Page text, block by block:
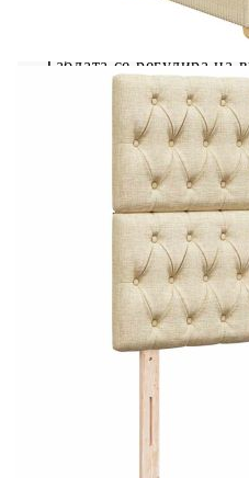
режимите, цветовете и
подобрите атмосферата
пространство. Табла с
Таблата се регулира на
на вашите
Този топ матрак
със своята мека,
същевременно
матрак. Подвижният му
изпиране, което прави
Добре е да се знае:
конектор, който
захранващ източник
хигиенни съображения
бъде върнат, ако
отворена. Само частта
може да бъде изрязана
продължи да
Рамка за легло с
Цвят: Кремав
Материал: Плат
шперплат, инженерно